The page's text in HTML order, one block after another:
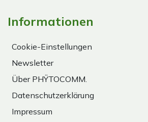
Informationen
Cookie-Einstellungen
Newsletter
Über PHŸTOCOMM.
Datenschutzerklärung
Impressum